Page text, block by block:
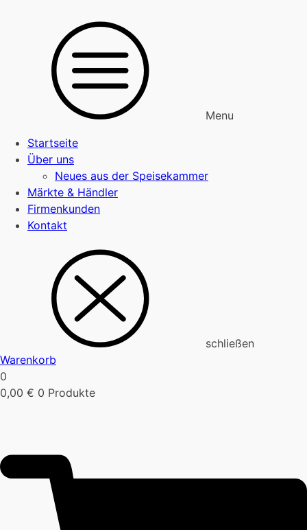
Menu
Startseite
Über uns
Neues aus der Speisekammer
Märkte & Händler
Firmenkunden
Kontakt
schließen
Warenkorb
0
0,00 € 0 Produkte